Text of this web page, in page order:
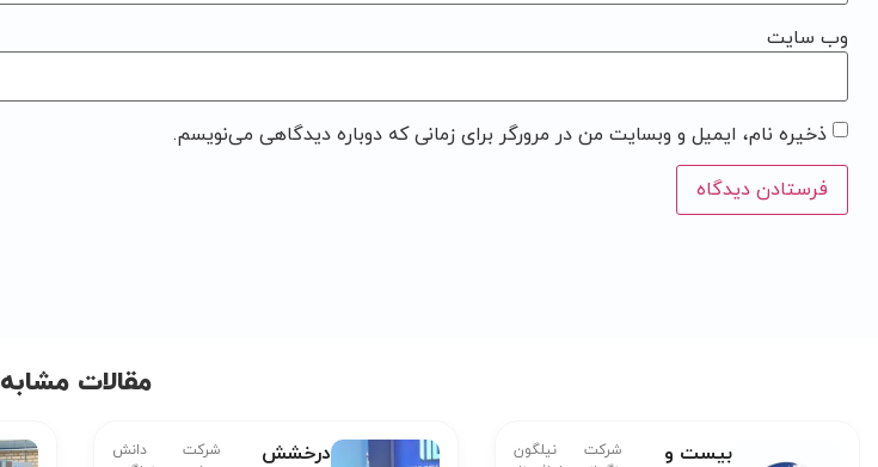
وب‌ سایت
ذخیره نام، ایمیل و وبسایت من در مرورگر برای زمانی که دوباره دیدگاهی می‌نویسم.
مقالات مشابه
بیست و
شرکت نیلگون
درخشش
شرکت دانش